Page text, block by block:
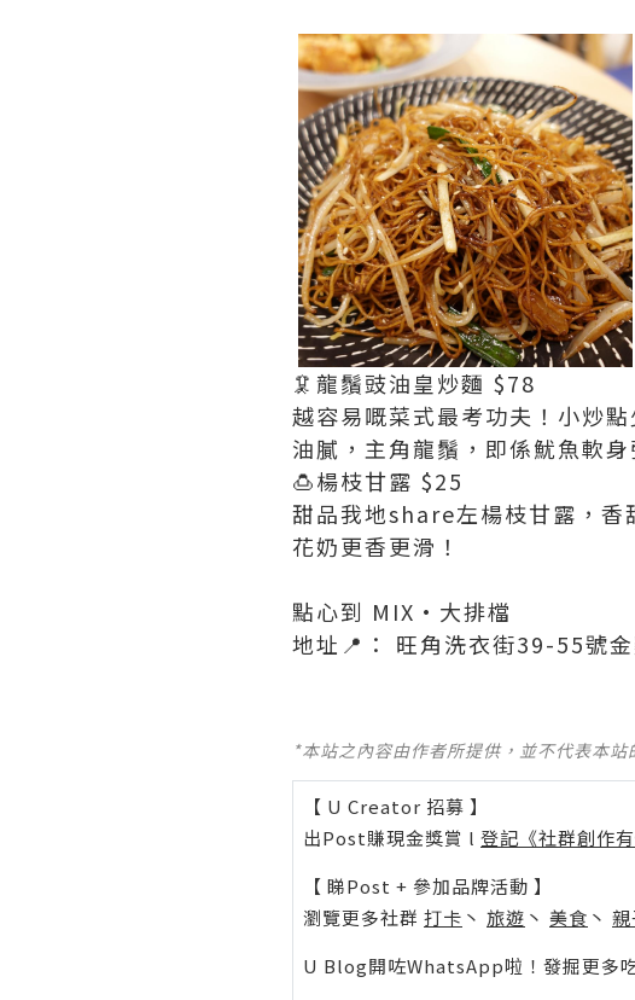
🦑龍鬚豉油皇炒麵 $78
越容易嘅菜式最考功夫！小炒
油膩，主角龍鬚，即係魷魚軟
🍮楊枝甘露 $25
甜品我地share左楊枝甘露，香
花奶更香更滑！
點心到 MIX·大排檔
地址📍： 旺角洗衣街39-55號
*本站之內容由作者所提供，並不代表本
【 U Creator 招募 】
出Post賺現金獎賞 l 登記《社群創作有
【 睇Post + 參加品牌活動 】
瀏覽更多社群 打卡 丶 旅遊 丶 美食 丶
U Blog開咗WhatsApp啦！發掘更多